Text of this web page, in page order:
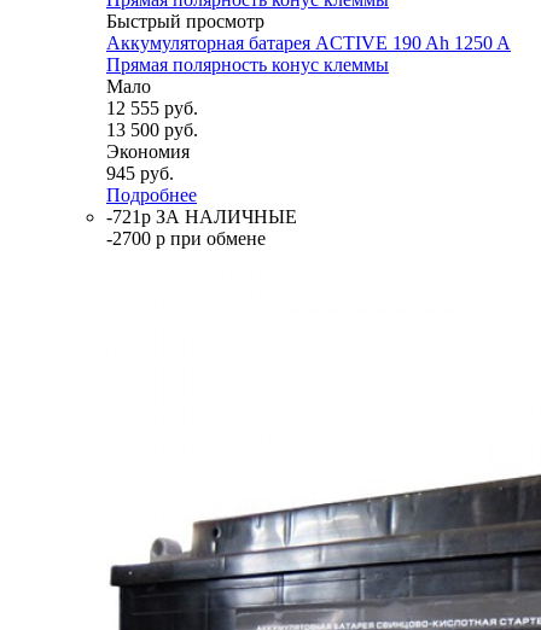
Быстрый просмотр
Аккумуляторная батарея ACTIVE 190 Ah 1250 A
Прямая полярность конус клеммы
Мало
12 555 руб.
13 500 руб.
Экономия
945 руб.
Подробнее
-721р ЗА НАЛИЧНЫЕ
-2700 р при обмене